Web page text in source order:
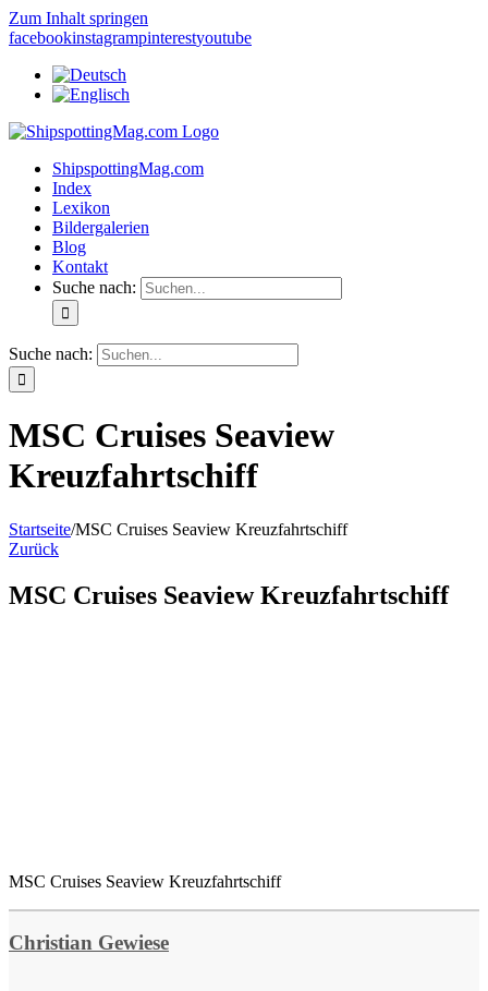
Zum Inhalt springen
facebookinstagrampinterestyoutube
ShipspottingMag.com
Index
Lexikon
Bildergalerien
Blog
Kontakt
Suche nach:
Suche nach:
MSC Cruises Seaview
Kreuzfahrtschiff
Startseite/MSC Cruises Seaview Kreuzfahrtschiff
Zurück
MSC Cruises Seaview Kreuzfahrtschiff
MSC Cruises Seaview Kreuzfahrtschiff
Christian Gewiese